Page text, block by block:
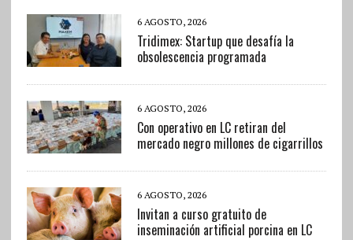
6 AGOSTO, 2026
Tridimex: Startup que desafía la
obsolescencia programada
6 AGOSTO, 2026
Con operativo en LC retiran del
mercado negro millones de cigarrillos
6 AGOSTO, 2026
Invitan a curso gratuito de
inseminación artificial porcina en LC